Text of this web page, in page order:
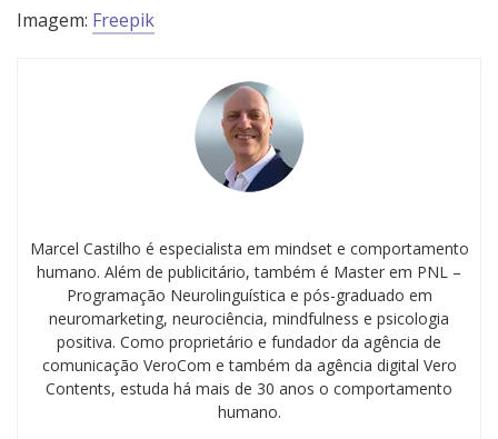
Imagem: Freepik
Marcel Castilho é especialista em mindset e comportamento
humano. Além de publicitário, também é Master em PNL –
Programação Neurolinguística e pós-graduado em
neuromarketing, neurociência, mindfulness e psicologia
positiva. Como proprietário e fundador da agência de
comunicação VeroCom e também da agência digital Vero
Contents, estuda há mais de 30 anos o comportamento
humano.